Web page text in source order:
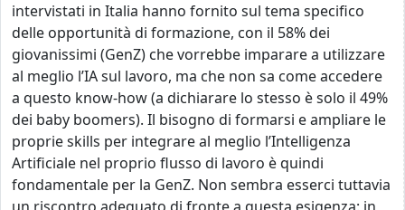
intervistati in Italia hanno fornito sul tema specifico
delle opportunità di formazione, con il 58% dei
giovanissimi (GenZ) che vorrebbe imparare a utilizzare
al meglio l’IA sul lavoro, ma che non sa come accedere
a questo know-how (a dichiarare lo stesso è solo il 49%
dei baby boomers). Il bisogno di formarsi e ampliare le
proprie skills per integrare al meglio l’Intelligenza
Artificiale nel proprio flusso di lavoro è quindi
fondamentale per la GenZ. Non sembra esserci tuttavia